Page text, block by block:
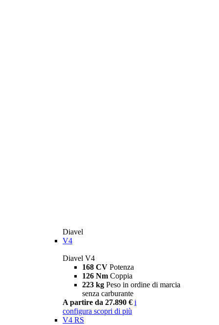
Diavel
V4
Diavel V4
168 CV Potenza
126 Nm Coppia
223 kg Peso in ordine di marcia
senza carburante
A partire da 27.890 € i
configura scopri di più
V4 RS